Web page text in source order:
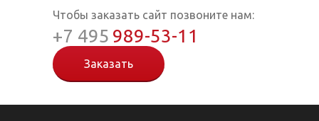
Чтобы заказать сайт позвоните нам:
+7 495 989-53-11
Заказать